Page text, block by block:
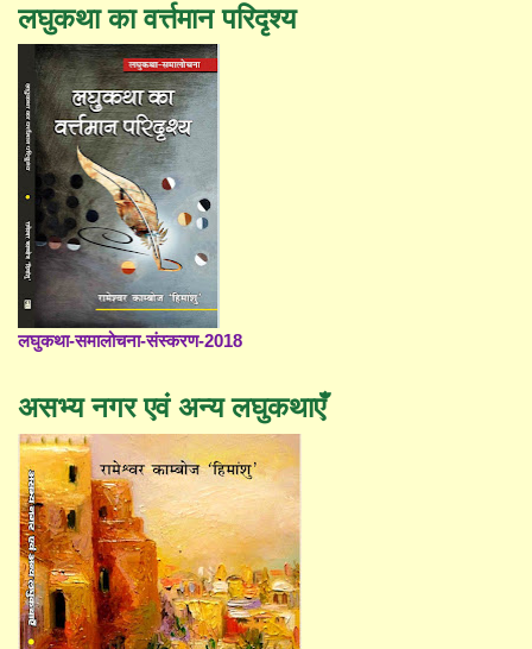
लघुकथा का वर्त्तमान परिदृश्य
लघुकथा-समालोचना-संस्करण-2018
असभ्य नगर एवं अन्य लघुकथाएँ